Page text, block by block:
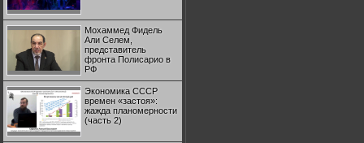
Мохаммед Фидель
Али Селем,
представитель
фронта Полисарио в
РФ
Экономика СССР
времен «застоя»:
жажда планомерности
(часть 2)